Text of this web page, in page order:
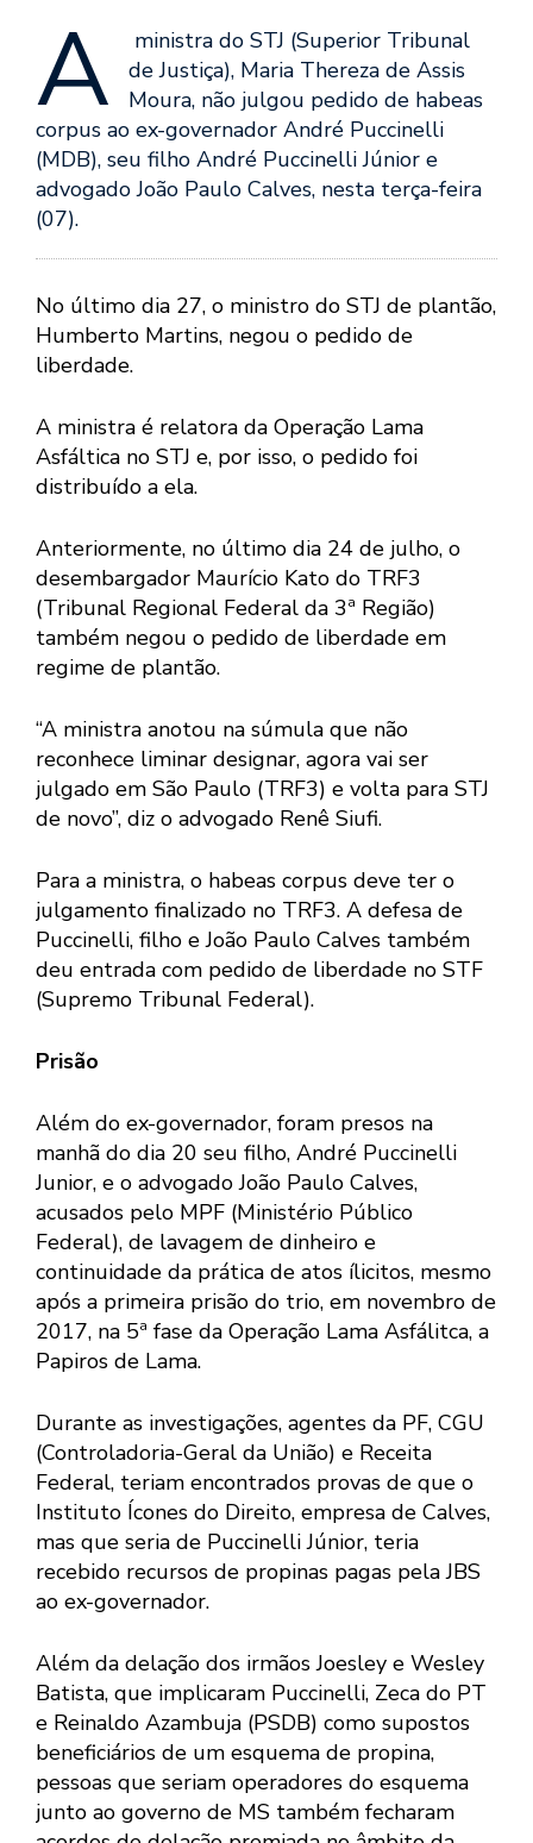
A
ministra do STJ (Superior Tribunal
de Justiça), Maria Thereza de Assis
Moura, não julgou pedido de habeas
corpus ao ex-governador André Puccinelli
(MDB), seu filho André Puccinelli Júnior e
advogado João Paulo Calves, nesta terça-feira
(07).
No último dia 27, o ministro do STJ de plantão,
Humberto Martins, negou o pedido de
liberdade.
A ministra é relatora da Operação Lama
Asfáltica no STJ e, por isso, o pedido foi
distribuído a ela.
Anteriormente, no último dia 24 de julho, o
desembargador Maurício Kato do TRF3
(Tribunal Regional Federal da 3ª Região)
também negou o pedido de liberdade em
regime de plantão.
“A ministra anotou na súmula que não
reconhece liminar designar, agora vai ser
julgado em São Paulo (TRF3) e volta para STJ
de novo”, diz o advogado Renê Siufi.
Para a ministra, o habeas corpus deve ter o
julgamento finalizado no TRF3. A defesa de
Puccinelli, filho e João Paulo Calves também
deu entrada com pedido de liberdade no STF
(Supremo Tribunal Federal).
Prisão
Além do ex-governador, foram presos na
manhã do dia 20 seu filho, André Puccinelli
Junior, e o advogado João Paulo Calves,
acusados pelo MPF (Ministério Público
Federal), de lavagem de dinheiro e
continuidade da prática de atos ílicitos, mesmo
após a primeira prisão do trio, em novembro de
2017, na 5ª fase da Operação Lama Asfálitca, a
Papiros de Lama.
Durante as investigações, agentes da PF, CGU
(Controladoria-Geral da União) e Receita
Federal, teriam encontrados provas de que o
Instituto Ícones do Direito, empresa de Calves,
mas que seria de Puccinelli Júnior, teria
recebido recursos de propinas pagas pela JBS
ao ex-governador.
Além da delação dos irmãos Joesley e Wesley
Batista, que implicaram Puccinelli, Zeca do PT
e Reinaldo Azambuja (PSDB) como supostos
beneficiários de um esquema de propina,
pessoas que seriam operadores do esquema
junto ao governo de MS também fecharam